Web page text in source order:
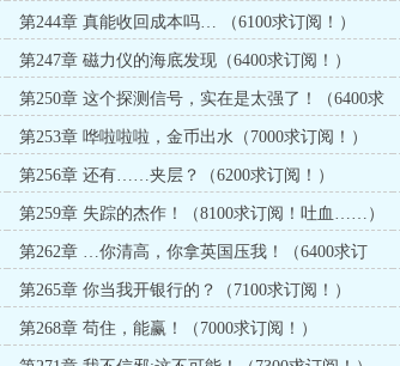
第244章 真能收回成本吗… （6100求订阅！）
第247章 磁力仪的海底发现（6400求订阅！）
第250章 这个探测信号，实在是太强了！（6400求
订阅！）
第253章 哗啦啦啦，金币出水（7000求订阅！）
第256章 还有……夹层？（6200求订阅！）
第259章 失踪的杰作！（8100求订阅！吐血……）
第262章 …你清高，你拿英国压我！（6400求订
阅！）
第265章 你当我开银行的？（7100求订阅！）
第268章 苟住，能赢！（7000求订阅！）